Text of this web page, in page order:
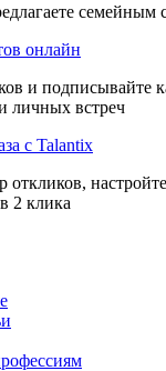
семейным
онлайн
и подписывайте
личных встреч
с Talantix
откликов,
2 клика